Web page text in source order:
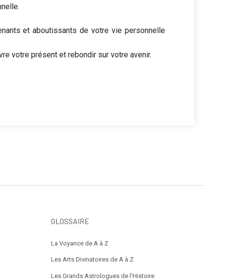
et aboutissants de votre vie personnelle
votre présent et rebondir sur votre avenir.
GLOSSAIRE
La Voyance de A à Z
Les Arts Divinatoires de A à Z
Les Grands Astrologues de l’Histoire